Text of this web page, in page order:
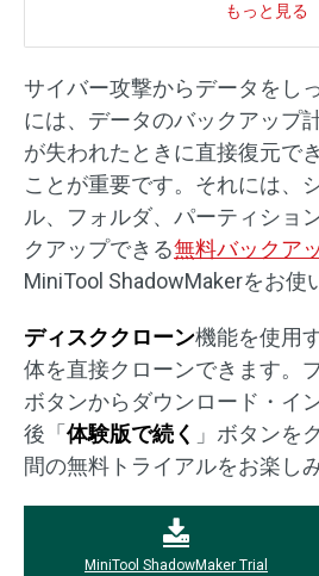
もっと見る
サイバー攻撃からデータをし
には、データのバックアップ
が失われたときに直接復元で
ことが重要です。それには、
ル、フォルダ、パーティショ
クアップできる無料バックア
MiniTool ShadowMakerをお使
ディスククローン機能を使用
体を直接クローンできます。
ボタンからダウンロード・イ
後「 体験版で続く 」ボタンを
間の無料トライアルをお楽し
MiniTool ShadowMaker Trial